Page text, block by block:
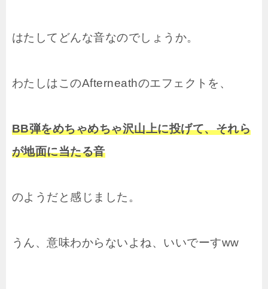
はたしてどんな音なのでしょうか。
わたしはこのAfterneathのエフェクトを、
BB弾をめちゃめちゃ沢山上に投げて、それら
が地面に当たる音
のようだと感じました。
うん、意味わからないよね、いいでーすww